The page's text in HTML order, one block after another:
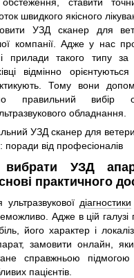
швидкого якісного
УЗД сканер для
компанії. Адже у нас
прилади такого типу за
відмінно
Тому вони
правильний вибір
обладнання.
УЗД
практичного
діагностики
Адже в цій галузі
його характер і
замовити онлайн,
справжньою
пацієнтів.